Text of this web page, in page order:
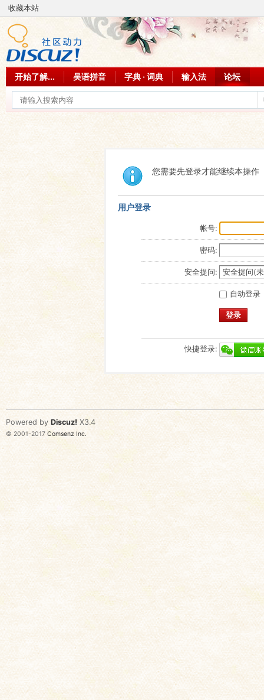
收藏本站
开始了解... 吴语拼音 字典 · 词典 输入法 论坛
您需要先登录才能继续本操作
用户登录
帐号:
密码:
安全提问:
自动登录
登录
快捷登录:
Powered by Discuz! X3.4
© 2001-2017 Comsenz Inc.